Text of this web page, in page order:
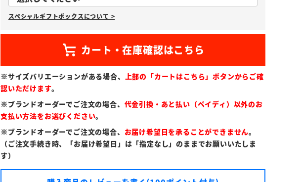
必
スペシャルギフトボックスについて >
※サイズバリエーションがある場合、
上部の「カートはこちら」ボタンからご確
認いただけます。
※ブランドオーダーでご注文の場合、 代金引換・あと払い（ペイディ）以外のお
支払い方法をお選びください。
※ブランドオーダーでご注文の場合、 お届け希望日を承ることができません。
（ご注文手続き時、「お届け希望日」は「指定なし」のままでお願いいたしま
す）